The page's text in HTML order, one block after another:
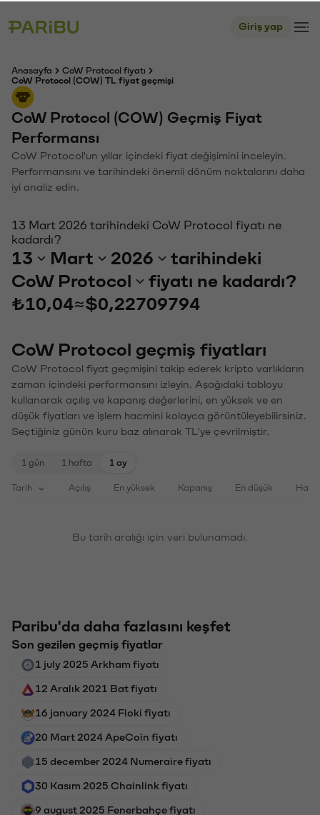
Giriş yap
Anasayfa
CoW Protocol fiyatı
CoW Protocol (COW) TL fiyat geçmişi
CoW Protocol (COW) Geçmiş Fiyat
Performansı
CoW Protocol'un yıllar içindeki fiyat değişimini inceleyin.
Performansını ve tarihindeki önemli dönüm noktalarını daha
iyi analiz edin.
13 Mart 2026 tarihindeki CoW Protocol fiyatı ne
kadardı?
13 Mart 2026
tarihindeki
CoW Protocol
fiyatı ne kadardı?
₺10,04≈$0,22709794
CoW Protocol geçmiş fiyatları
CoW Protocol fiyat geçmişini takip ederek kripto varlıkların
zaman içindeki performansını izleyin. Aşağıdaki tabloyu
kullanarak açılış ve kapanış değerlerini, en yüksek ve en
düşük fiyatları ve işlem hacmini kolayca görüntüleyebilirsiniz.
Seçtiğiniz günün kuru baz alınarak TL'ye çevrilmiştir.
1 gün 1 hafta 1 ay
Tarih Açılış En yüksek Kapanış En düşük
Bu tarih aralığı için veri bulunamadı.
Paribu'da daha fazlasını keşfet
Son gezilen geçmiş fiyatlar
1 july 2025 Arkham fiyatı
12 Aralık 2021 Bat fiyatı
16 january 2024 Floki fiyatı
20 Mart 2024 ApeCoin fiyatı
15 december 2024 Numeraire fiyatı
30 Kasım 2025 Chainlink fiyatı
9 august 2025 Fenerbahçe fiyatı